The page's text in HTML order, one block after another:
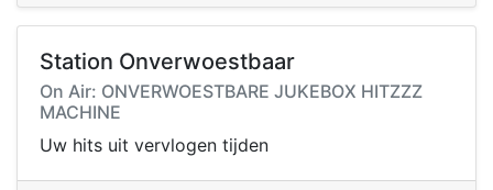
Station Onverwoestbaar
On Air: ONVERWOESTBARE JUKEBOX HITZZZ
MACHINE
Uw hits uit vervlogen tijden